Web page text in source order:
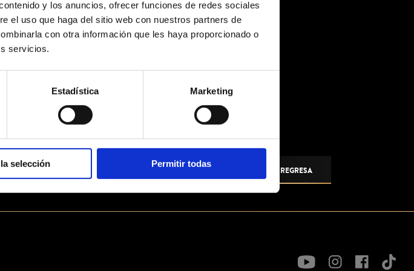
y los anuncios, ofrecer funciones de redes sociales
el uso que haga del sitio web con nuestros partners de
con otra información que les haya proporcionado o
servicios.
Estadística Marketing
selección Permitir todas
REGRESA